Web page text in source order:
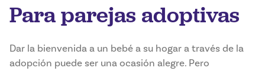
Para parejas adoptivas
Dar la bienvenida a un bebé a su hogar a través de la
adopción puede ser una ocasión alegre. Pero